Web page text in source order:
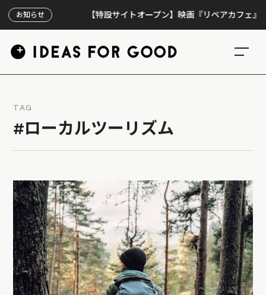
お知らせ 【特設サイトオープン】映画『リペアカフェ』、上
TAG
#ローカルツーリズム